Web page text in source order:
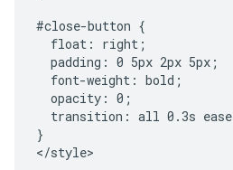
#close-button {
  float: right;
  padding: 0 5px 2px 5px;
  font-weight: bold;
  opacity: 0;
transition: all 0.3s
}